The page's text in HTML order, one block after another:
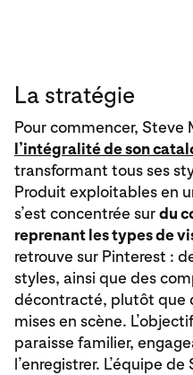
La stratégie
Pour commencer, Steve
l’intégralité de son
transformant tous ses
Produit exploitables en
s’est concentrée surdu
reprenant les types de
retrouve sur Pinterest :
styles, ainsi que des
décontracté, plutôt que
mises en scène.
paraisse familier,
l’enregistrer. L’équipe